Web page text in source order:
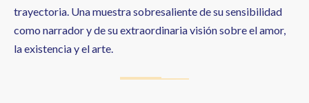
trayectoria. Una muestra sobresaliente de su sensibilidad
como narrador y de su extraordinaria visión sobre el amor,
la existencia y el arte.